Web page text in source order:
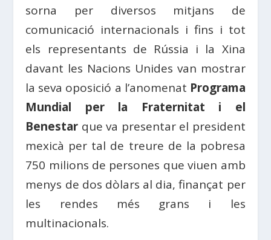
sorna per diversos mitjans de
comunicació internacionals i fins i tot
els representants de Rússia i la Xina
davant les Nacions Unides van mostrar
la seva oposició a l’anomenat Programa
Mundial per la Fraternitat i el
Benestar que va presentar el president
mexicà per tal de treure de la pobresa
750 milions de persones que viuen amb
menys de dos dòlars al dia, finançat per
les rendes més grans i les
multinacionals.